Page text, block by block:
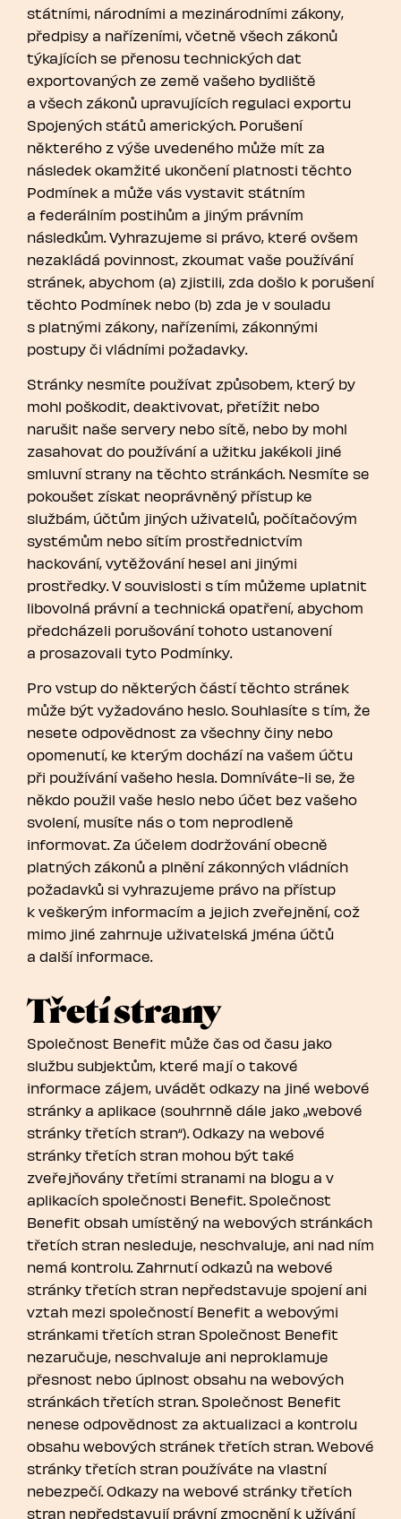
státními, národními a mezinárodními zákony,
předpisy a nařízeními, včetně všech zákonů
týkajících se přenosu technických dat
exportovaných ze země vašeho bydliště
a všech zákonů upravujících regulaci exportu
Spojených států amerických. Porušení
některého z výše uvedeného může mít za
následek okamžité ukončení platnosti těchto
Podmínek a může vás vystavit státním
a federálním postihům a jiným právním
následkům. Vyhrazujeme si právo, které ovšem
nezakládá povinnost, zkoumat vaše používání
stránek, abychom (a) zjistili, zda došlo k porušení
těchto Podmínek nebo (b) zda je v souladu
s platnými zákony, nařízeními, zákonnými
postupy či vládními požadavky.
Stránky nesmíte používat způsobem, který by
mohl poškodit, deaktivovat, přetížit nebo
narušit naše servery nebo sítě, nebo by mohl
zasahovat do používání a užitku jakékoli jiné
smluvní strany na těchto stránkách. Nesmíte se
pokoušet získat neoprávněný přístup ke
službám, účtům jiných uživatelů, počítačovým
systémům nebo sítím prostřednictvím
hackování, vytěžování hesel ani jinými
prostředky. V souvislosti s tím můžeme uplatnit
libovolná právní a technická opatření, abychom
předcházeli porušování tohoto ustanovení
a prosazovali tyto Podmínky.
Pro vstup do některých částí těchto stránek
může být vyžadováno heslo. Souhlasíte s tím, že
nesete odpovědnost za všechny činy nebo
opomenutí, ke kterým dochází na vašem účtu
při používání vašeho hesla. Domníváte-li se, že
někdo použil vaše heslo nebo účet bez vašeho
svolení, musíte nás o tom neprodleně
informovat. Za účelem dodržování obecně
platných zákonů a plnění zákonných vládních
požadavků si vyhrazujeme právo na přístup
k veškerým informacím a jejich zveřejnění, což
mimo jiné zahrnuje uživatelská jména účtů
a další informace.
Třetí strany
Společnost Benefit může čas od času jako
službu subjektům, které mají o takové
informace zájem, uvádět odkazy na jiné webové
stránky a aplikace (souhrnně dále jako „webové
stránky třetích stran“). Odkazy na webové
stránky třetích stran mohou být také
zveřejňovány třetími stranami na blogu a v
aplikacích společnosti Benefit. Společnost
Benefit obsah umístěný na webových stránkách
třetích stran nesleduje, neschvaluje, ani nad ním
nemá kontrolu. Zahrnutí odkazů na webové
stránky třetích stran nepředstavuje spojení ani
vztah mezi společností Benefit a webovými
stránkami třetích stran Společnost Benefit
nezaručuje, neschvaluje ani neproklamuje
přesnost nebo úplnost obsahu na webových
stránkách třetích stran. Společnost Benefit
nenese odpovědnost za aktualizaci a kontrolu
obsahu webových stránek třetích stran. Webové
stránky třetích stran používáte na vlastní
nebezpečí. Odkazy na webové stránky třetích
stran nepředstavují právní zmocnění k užívání